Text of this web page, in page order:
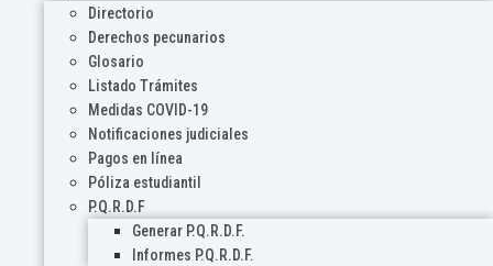
Directorio
Derechos pecunarios
Glosario
Listado Trámites
Medidas COVID-19
Notificaciones judiciales
Pagos en línea
Póliza estudiantil
P.Q.R.D.F
Generar P.Q.R.D.F.
Informes P.Q.R.D.F.